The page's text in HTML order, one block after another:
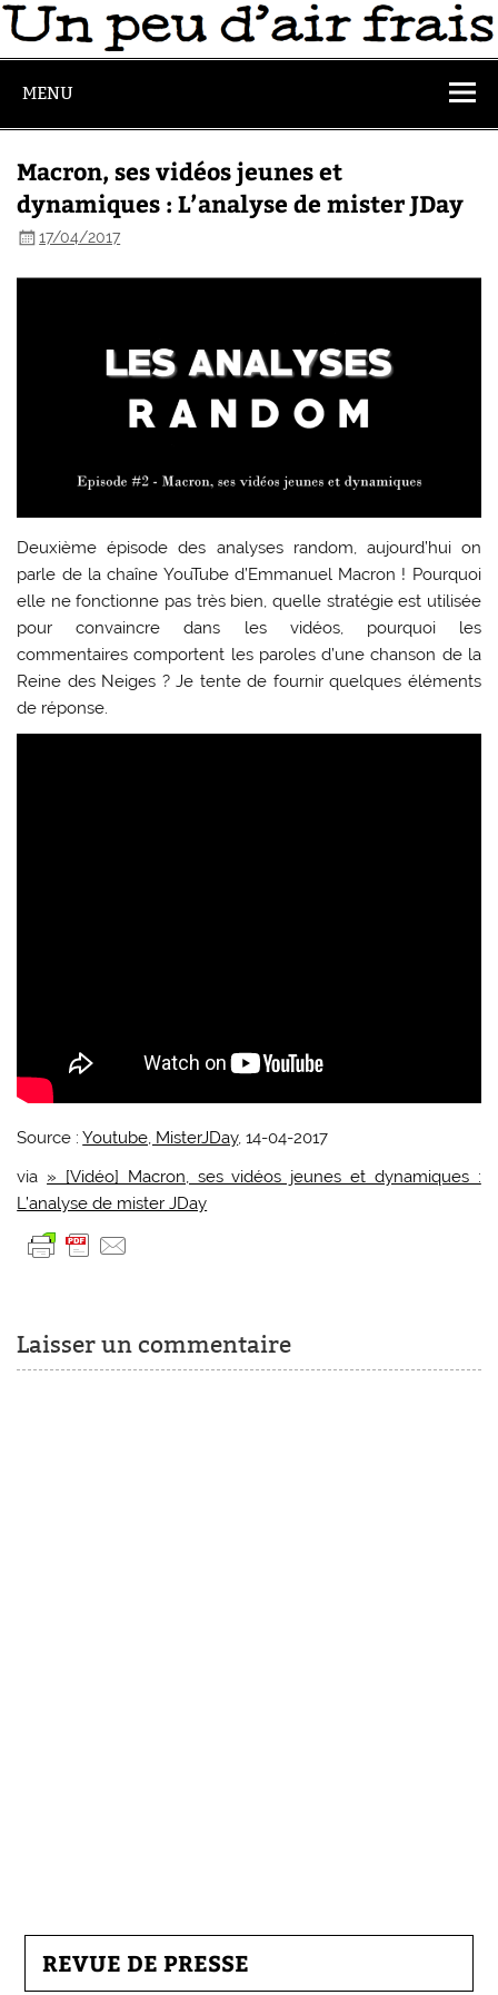
MENU
Macron, ses vidéos jeunes et
dynamiques : L’analyse de mister JDay
17/04/2017
Deuxième épisode des analyses random, aujourd’hui on
parle de la chaîne YouTube d’Emmanuel Macron ! Pourquoi
elle ne fonctionne pas très bien, quelle stratégie est utilisée
pour convaincre dans les vidéos, pourquoi les
commentaires comportent les paroles d’une chanson de la
Reine des Neiges ? Je tente de fournir quelques éléments
de réponse.
Source :Youtube, MisterJDay, 14-04-2017
via » [Vidéo] Macron, ses vidéos jeunes et dynamiques :
L’analyse de mister JDay
Laisser un commentaire
REVUE DE PRESSE